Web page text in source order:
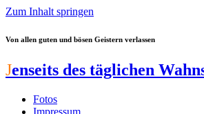
Zum Inhalt springen
Von allen guten und bösen Geistern verlassen
Jenseits des täglichen
Fotos
Impressum